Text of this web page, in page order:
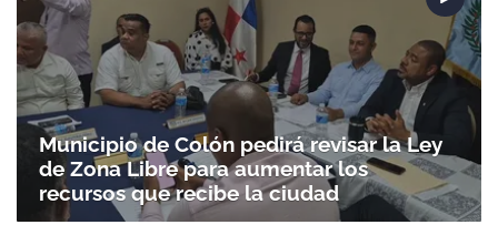
Municipio de Colón pedirá revisar la Ley
de Zona Libre para aumentar los
recursos que recibe la ciudad